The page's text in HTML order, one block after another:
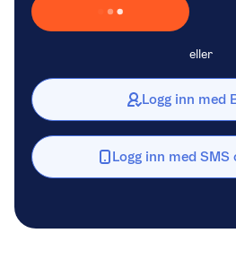
Laster inn Vipps …
eller
Logg inn med
Logg inn med